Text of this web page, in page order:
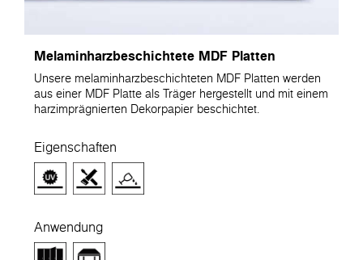
Melaminharzbeschichtete MDF Platten
Unsere melaminharzbeschichteten MDF Platten werden
aus einer MDF Platte als Träger hergestellt und mit einem
harzimprägnierten Dekorpapier beschichtet.
Eigenschaften
Anwendung